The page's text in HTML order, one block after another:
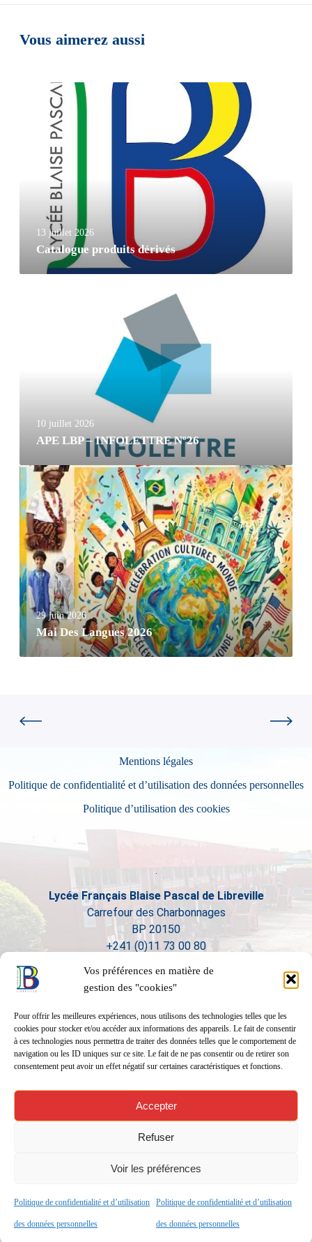
Vos préférences en matière de
gestion des "cookies"
Pour offrir les meilleures expériences, nous utilisons des technologies telles que les
cookies pour stocker et/ou accéder aux informations des appareils. Le fait de consentir
à ces technologies nous permettra de traiter des données telles que le comportement de
navigation ou les ID uniques sur ce site. Le fait de ne pas consentir ou de retirer son
consentement peut avoir un effet négatif sur certaines caractéristiques et fonctions.
Accepter
Refuser
Voir les préférences
Politique de confidentialité et d’utilisation
des données personnelles
Politique de confidentialité et d’utilisation
des données personnelles
Vous aimerez aussi
13 juillet 2026
Catalogue produits dérivés
10 juillet 2026
APE LBP – INFOLETTRE Nº26
29 juin 2026
Mai Des Langues 2026
Mentions légales
Politique de confidentialité et d’utilisation des données personnelles
Politique d’utilisation des cookies
Lycée Français Blaise Pascal de Libreville
Carrefour des Charbonnages
BP 20150
+241 (0)11 73 00 80